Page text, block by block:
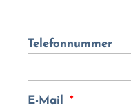
Telefonnummer
E-Mail